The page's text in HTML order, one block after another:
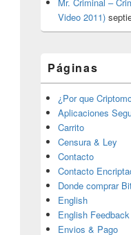
Video 2011)
Páginas
¿Por que
Aplicaciones
Carrito
Censura & Ley
Contacto
Contacto
Donde comprar
English
English
Envios & Pago